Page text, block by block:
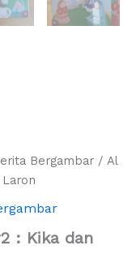
Bergambar / Al
: Kika dan